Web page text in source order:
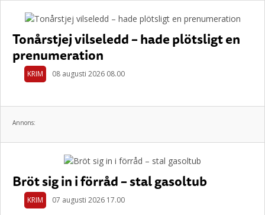
Tonårstjej vilseledd – hade plötsligt en
prenumeration
KRIM 08 augusti 2026 08.00
Annons:
Bröt sig in i förråd – stal gasoltub
KRIM 07 augusti 2026 17.00